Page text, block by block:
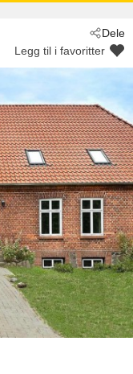
Dele
Legg til i favoritter